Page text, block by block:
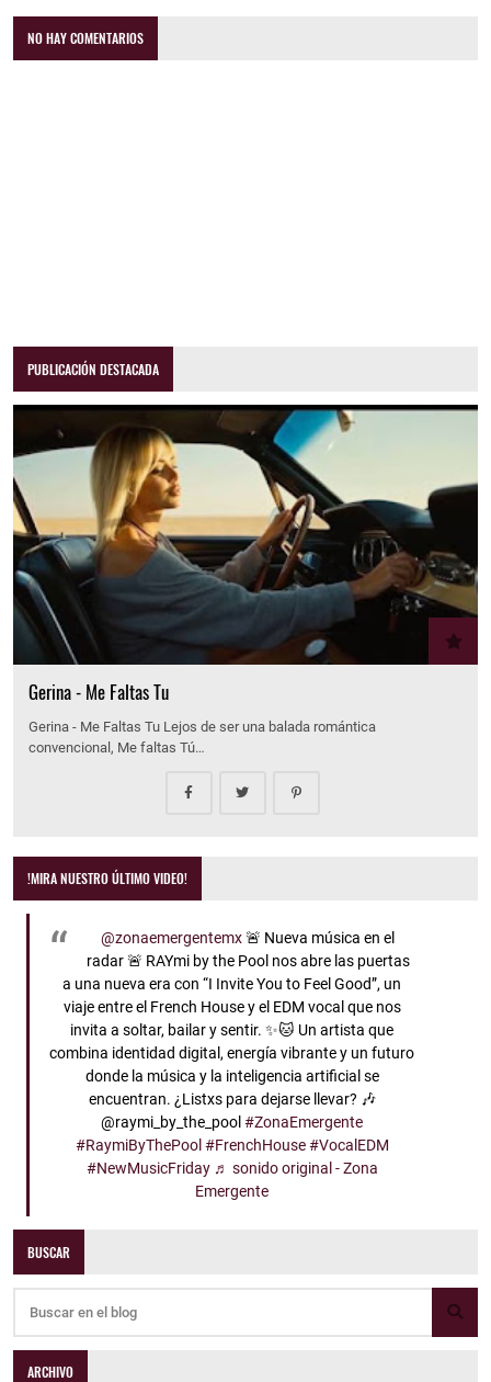
NO HAY COMENTARIOS
PUBLICACIÓN DESTACADA
Gerina - Me Faltas Tu
Gerina - Me Faltas Tu Lejos de ser una balada romántica
convencional, Me faltas Tú…
!MIRA NUESTRO ÚLTIMO VIDEO!
@zonaemergentemx🚨 Nueva música en el
radar 🚨 RAYmi by the Pool nos abre las puertas
a una nueva era con “I Invite You to Feel Good”, un
viaje entre el French House y el EDM vocal que nos
invita a soltar, bailar y sentir. ✨🐱 Un artista que
combina identidad digital, energía vibrante y un futuro
donde la música y la inteligencia artificial se
encuentran. ¿Listxs para dejarse llevar? 🎶
@raymi_by_the_pool#ZonaEmergente
#RaymiByThePool #FrenchHouse #VocalEDM
#NewMusicFriday ♬ sonido original - Zona
Emergente
BUSCAR
ARCHIVO